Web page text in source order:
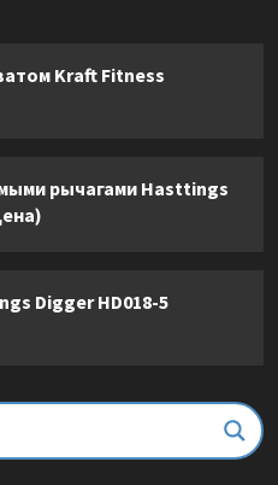
Kraft Fitness
рычагами Hasttings
Digger HD018-5
DFC E8745T